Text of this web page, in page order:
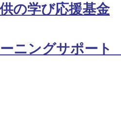
の学び応援基金
ニングサポート